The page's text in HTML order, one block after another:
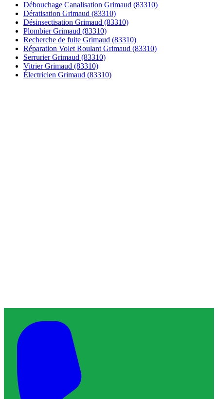
Débouchage Canalisation Grimaud (83310)
Dératisation Grimaud (83310)
Désinsectisation Grimaud (83310)
Plombier Grimaud (83310)
Recherche de fuite Grimaud (83310)
Réparation Volet Roulant Grimaud (83310)
Serrurier Grimaud (83310)
Vitrier Grimaud (83310)
Électricien Grimaud (83310)
À propos de ChronoServe
L'artisan de confiance qu'il vous faut, près de chez vous.
Services & Interventions